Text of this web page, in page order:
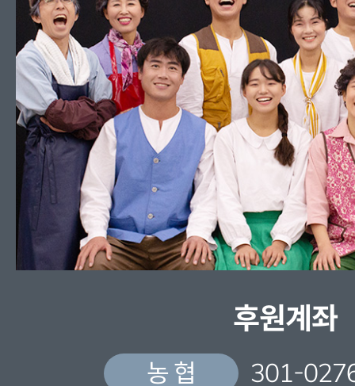
후원계좌
농 협
301-